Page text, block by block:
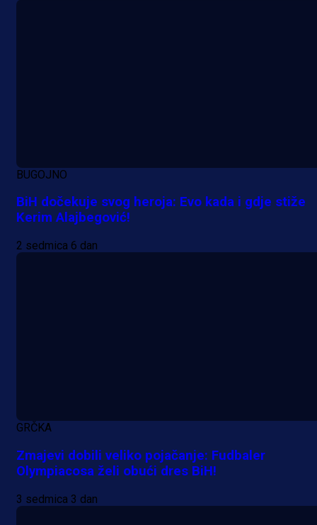
A Selekcija
Da li je selektor zadovoljan: Evo
je Barbarez rekao o transferu
Alajbegovića u Juventus!
BUGOJNO
BiH dočekuje svog heroja: Evo kada i gdje stiže
Kerim Alajbegović!
2 sedmica 6 dan
GRČKA
Zmajevi dobili veliko pojačanje: Fudbaler
Olympiacosa želi obući dres BiH!
3 sedmica 3 dan